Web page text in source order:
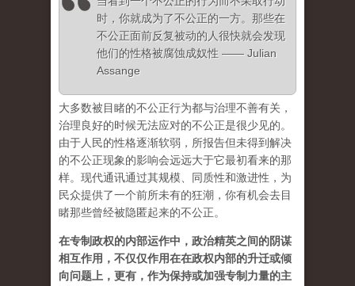
时，你就成为了不公正的一方。那些在
不公正面前反复被动的人很快就会发现
他们的性格被腐蚀成奴性 —— Julian
Assange
大多数被目睹的不公正行为都与治理不善有关，
治理良好的时候无法应对的不公正是很少见的。
由于人民的性格逐渐软弱，所报告但未得到解决
的不公正现象的影响会远远大于它最初看来的那
样。现代通讯通过其规模、同质性和激进性，为
民众提供了一个前所未有的狂潮，你有机会去目
睹那些曾经被隐匿起来的不公正。
在专制政权的内部运作中，政治精英之间的阴谋
相互作用，不仅仅作用在在政权内部的升迁或倾
向问题上，更有，作为保持或加强专制力量的主